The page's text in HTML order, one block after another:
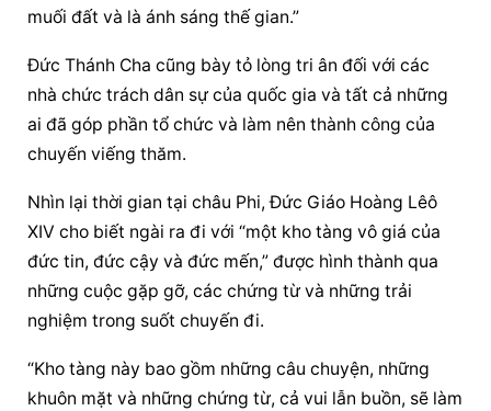
muối đất và là ánh sáng thế gian.”
Đức Thánh Cha cũng bày tỏ lòng tri ân đối với các
nhà chức trách dân sự của quốc gia và tất cả những
ai đã góp phần tổ chức và làm nên thành công của
chuyến viếng thăm.
Nhìn lại thời gian tại châu Phi, Đức Giáo Hoàng Lêô
XIV cho biết ngài ra đi với “một kho tàng vô giá của
đức tin, đức cậy và đức mến,” được hình thành qua
những cuộc gặp gỡ, các chứng từ và những trải
nghiệm trong suốt chuyến đi.
“Kho tàng này bao gồm những câu chuyện, những
khuôn mặt và những chứng từ, cả vui lẫn buồn, sẽ làm